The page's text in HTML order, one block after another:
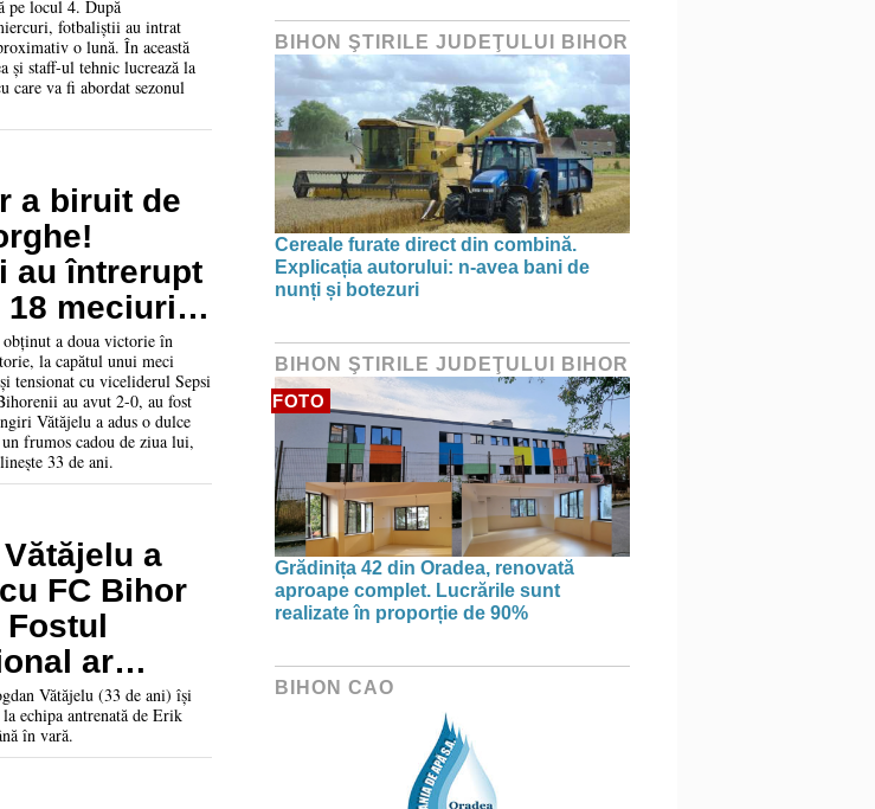
pe locul 4. După
fotbaliștii au intrat
o lună. În această
și staff-ul tehnic lucrează la
care va fi abordat sezonul
a biruit de
au întrerupt
18 meciuri
a lui
a doua victorie în
la capătul unui meci
tensionat cu viceliderul Sepsi
au avut 2-0, au fost
Vătăjelu a adus o dulce
frumos cadou de ziua lui,
33 de ani.
a
FC Bihor
Fostul
ar
vineri
Vătăjelu (33 de ani) își
echipa antrenată de Erik
în vară.
BIHON ŞTIRILE JUDEŢULUI BIHOR
Cereale furate direct din combină.
Explicația autorului: n-avea bani de
nunți și botezuri
BIHON ŞTIRILE JUDEŢULUI BIHOR
FOTO
Grădinița 42 din Oradea, renovată
aproape complet. Lucrările sunt
realizate în proporție de 90%
BIHON CAO